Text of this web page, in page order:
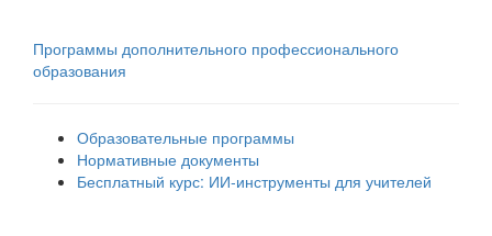
Программы дополнительного профессионального
образования
Образовательные программы
Нормативные документы
Бесплатный курс: ИИ‑инструменты для учителей